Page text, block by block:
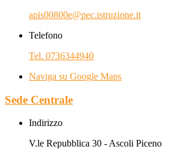
apis00800e@pec.istruzione.it
Telefono
Tel. 0736344940
Naviga su Google Maps
Sede Centrale
Indirizzo
V.le Repubblica 30 - Ascoli Piceno